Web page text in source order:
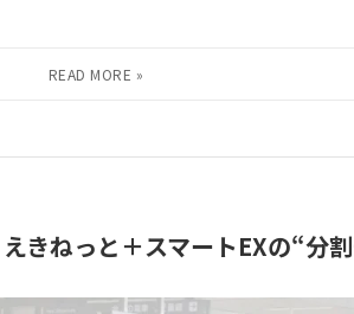
きねっと＋スマートEXの“分